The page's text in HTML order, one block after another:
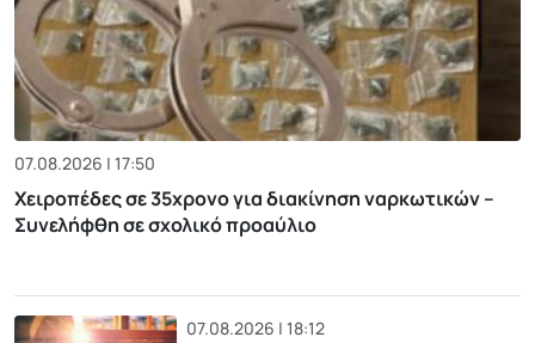
07.08.2026 | 17:50
Χειροπέδες σε 35χρονο για διακίνηση ναρκωτικών –
Συνελήφθη σε σχολικό προαύλιο
07.08.2026 | 18:12